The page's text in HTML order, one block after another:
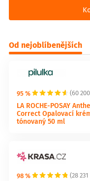
Od nejoblíbenějších
95 % (60
LA ROCHE-POSAY
Correct Opalovací
tónovaný 50 ml
98 % (28